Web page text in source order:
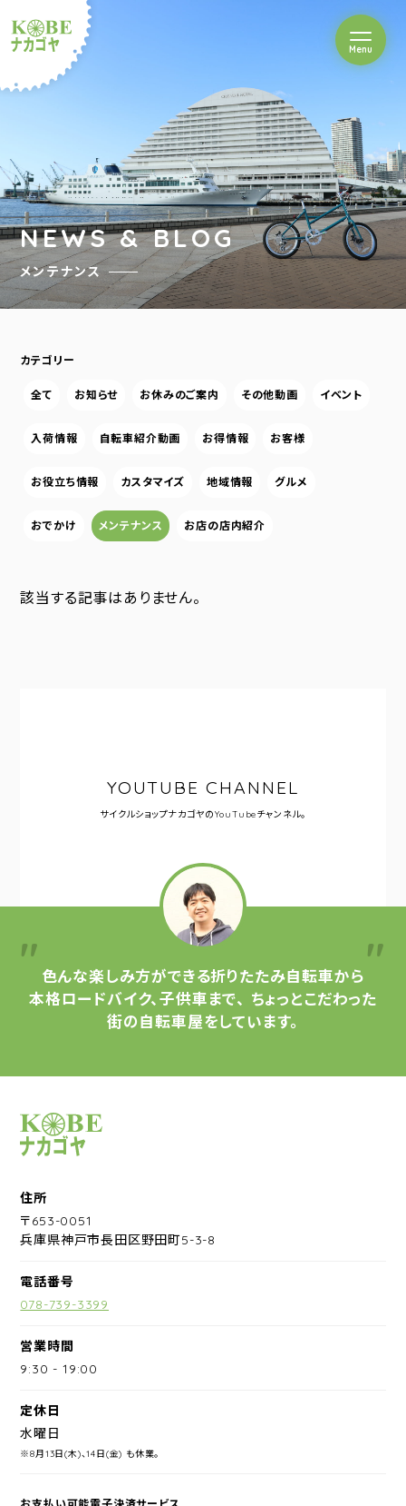
ルショップナカゴヤ
Menuを開閉
NEWS & BLOG
メンテナンス
カテゴリー
全て お知らせ お休みのご案内 その他動画 イベント
入荷情報 自転車紹介動画 お得情報 お客様
お役立ち情報 カスタマイズ 地域情報 グルメ
おでかけ メンテナンス お店の店内紹介
該当する記事はありません。
YOUTUBE CHANNEL
サイクルショップナカゴヤのYouTubeチャンネル。
色んな楽しみ方ができる折りたたみ自転車から
本格ロードバイク、子供車まで、 ちょっとこだわった
街の自転車屋をしています。
サイクルショップナカゴヤ
住所
〒653-0051
兵庫県神戸市長田区野田町5-3-8
電話番号
078-739-3399
営業時間
9:30 -19:00
定休日
水曜日
※8月13日(木)、14日(金) も休業。